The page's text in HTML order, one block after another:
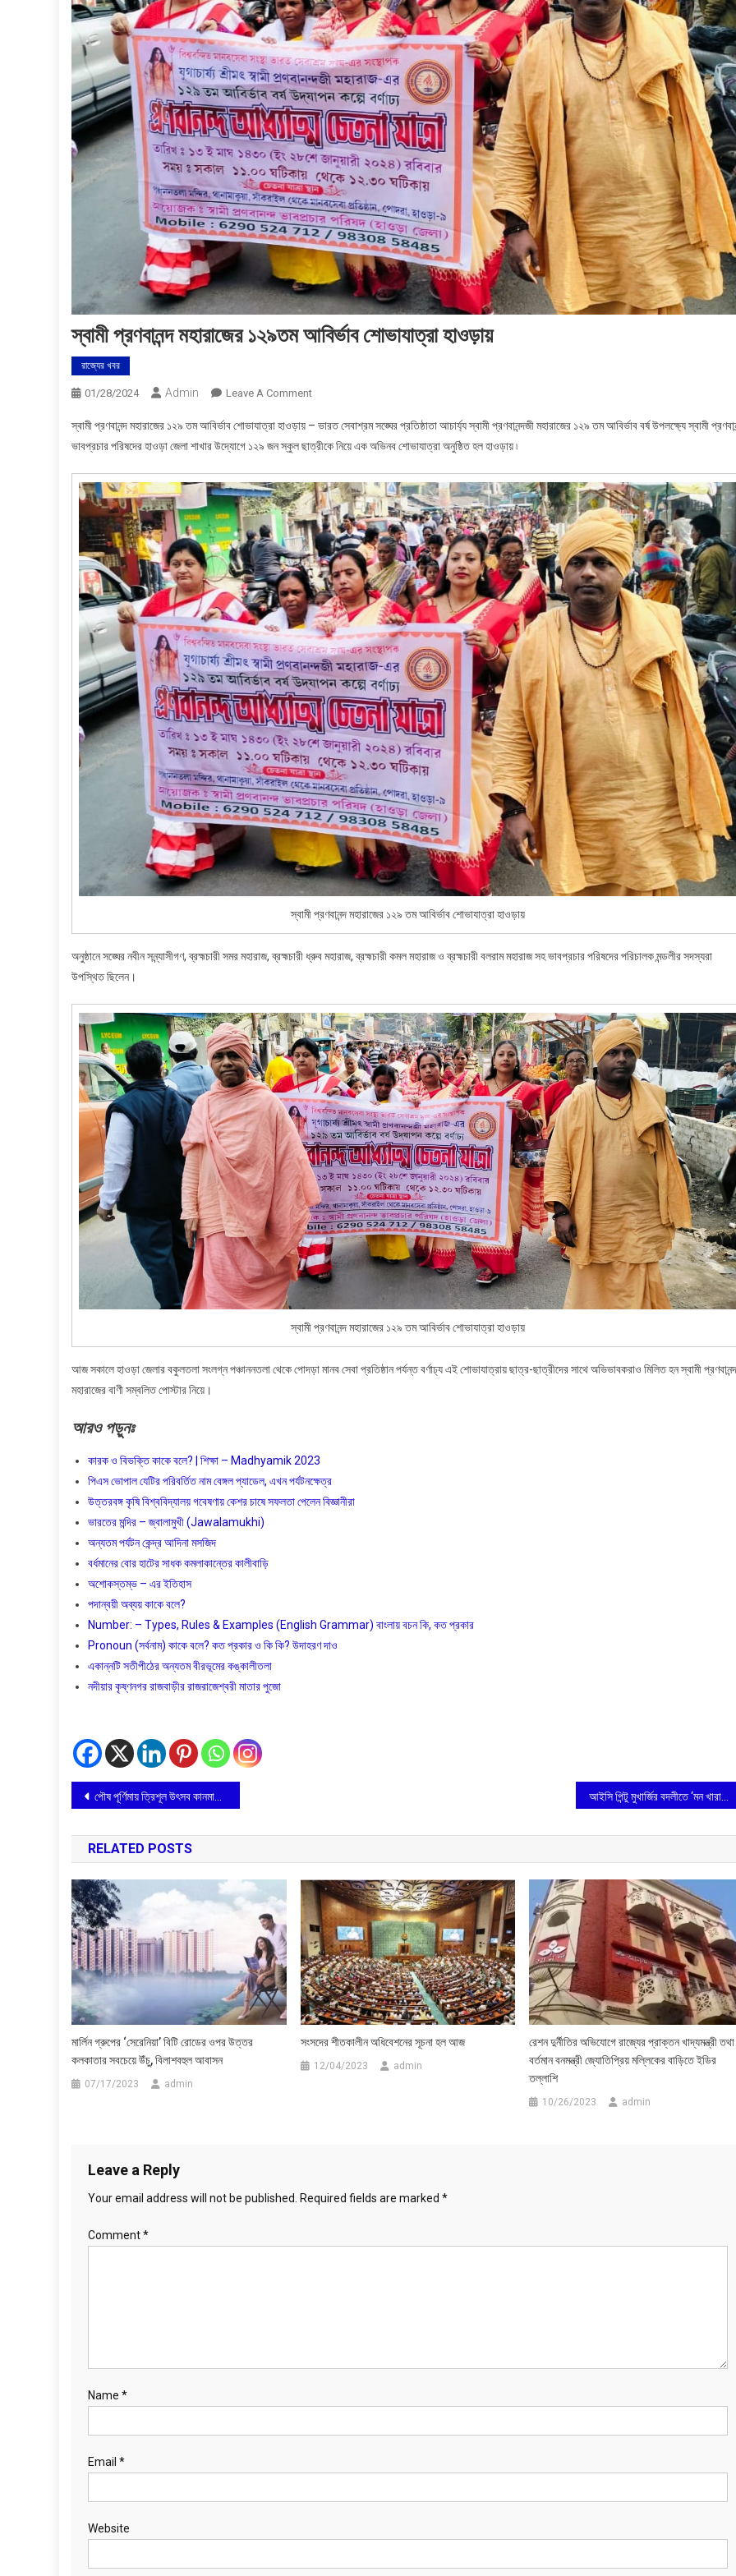
স্বামী প্রণবানন্দ মহারাজের ১২৯তম আবির্ভাব শোভাযাত্রা হাওড়ায়
রাজ্যের খবর
01/28/2024 Admin Leave A CommentOn
প্রণবানন্দ
মহারাজের
আবির্ভাব
শোভাযাত্রা
হাওড়ায়
স্বামী প্রণবানন্দ মহারাজের ১২৯ তম আবির্ভাব শোভাযাত্রা হাওড়ায় – ভারত সেবাশ্রম সঙ্ঘের প্রতিষ্ঠাতা আচার্য্য স্বামী প্রণবানন্দজী মহারাজের ১২৯ তম আবির্ভাব বর্ষ উপলক্ষ্যে স্বামী
ভাবপ্রচার পরিষদের হাওড়া জেলা শাখার উদ্যোগে ১২৯ জন স্কুল ছাত্রীকে নিয়ে এক অভিনব শোভাযাত্রা অনুষ্ঠিত হল হাওড়ায় ৷
স্বামী প্রণবানন্দ মহারাজের ১২৯ তম আবির্ভাব শোভাযাত্রা হাওড়ায়
অনুষ্ঠানে সঙ্ঘের নবীন সন্ন্যাসীগণ, ব্রহ্মচারী সমর মহারাজ, ব্রহ্মচারী ধ্রুব মহারাজ, ব্রহ্মচারী কমল মহারাজ ও ব্রহ্মচারী বলরাম মহারাজ সহ ভাবপ্রচার পরিষদের পরিচালক মন্ডলীর সদস্যরা
উপস্থিত ছিলেন।
স্বামী প্রণবানন্দ মহারাজের ১২৯ তম আবির্ভাব শোভাযাত্রা হাওড়ায়
আজ সকালে হাওড়া জেলার বকুলতলা সংলগ্ন পঞ্চাননতলা থেকে পোদড়া মানব সেবা প্রতিষ্ঠান পর্যন্ত বর্ণাঢ্য এই শোভাযাত্রায় ছাত্র-ছাত্রীদের সাথে অভিভাবকরাও মিলিত হন স্বামী প্রণবানন্দ
মহারাজের বাণী সম্বলিত পোস্টার নিয়ে।
আরও পড়ুনঃ
কারক ও বিভক্তি কাকে বলে? | শিক্ষা – Madhyamik 2023
পিএস ভোপাল যেটির পরিবর্তিত নাম বেঙ্গল প্যাডেল, এখন পর্যটনক্ষেত্র
উত্তরবঙ্গ কৃষি বিশ্ববিদ্যালয় গবেষণায় কেশর চাষে সফলতা পেলেন বিজ্ঞানীরা
ভারতের মন্দির – জ্বালামুখী (Jawalamukhi)
অন্যতম পর্যটন কেন্দ্র আদিনা মসজিদ
বর্ধমানের বোর হাটের সাধক কমলাকান্তের কালীবাড়ি
অশােকস্তম্ভ – এর ইতিহাস
পদান্বয়ী অব্যয় কাকে বলে?
Number: – Types, Rules & Examples (English Grammar) বাংলায় বচন কি, কত প্রকার
Pronoun (সর্বনাম) কাকে বলে? কত প্রকার ও কি কি? উদাহরণ দাও
একান্নটি সতীপীঠের অন্যতম বীরভূমের কঙ্কালীতলা
নদীয়ার কৃষ্ণনগর রাজবাড়ীর রাজরাজেশ্বরী মাতার পুজো
Post
navigation
পৌষ পূর্ণিমায় ত্রিশূল উৎসব কানমারী ভারত সেবাশ্রম সঙ্ঘে
RELATED POSTS
মার্লিন গ্রুপের ‘সেরেনিয়া’ বিটি রোডের ওপর উত্তর
কলকাতার সবচেয়ে উঁচু, বিলাশবহুল আবাসন
07/17/2023 admin
সংসদের শীতকালীন অধিবেশনের সূচনা হল আজ
12/04/2023 admin
রেশন দুর্নীতির অভিযোগে রাজ্যের প্রাক্তন খাদ্যমন্ত্রী তথা
বর্তমান বনমন্ত্রী জ্যোতিপ্রিয় মল্লিকের বাড়িতে ইডির
তল্লাশি
10/26/2023 admin
Leave a Reply
Your email address will not be published. Required fields are marked *
Comment*
Name *
Email *
Website